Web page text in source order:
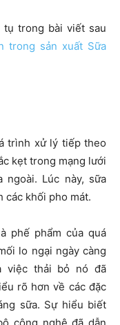
trong bài viết sau
trong sản xuất Sữa
trình xử lý tiếp theo
kẹt trong mạng lưới
Lúc này, sữa
các khối pho mát.
phế phẩm của quá
lo ngại ngày càng
việc thải bỏ nó đã
rõ hơn về các đặc
sữa. Sự hiểu biết